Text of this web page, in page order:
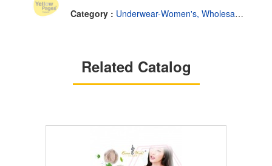
Category : Underwear-Women's, Wholesale & Manufacturers
Related Catalog